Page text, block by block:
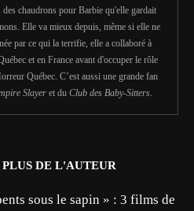
chaudrons pour Barbie qu'elle gardait
Elle va mieux depuis, même si elle ne
par ce qui la terrifie, elle a collaboré à
et en France avant d'occuper le rôle
Québec. C’est aussi une grande fan
Slayeret du Club des Baby-Sitters.
PLUS DE L'AUTEUR
sous le sapin » : 3 films de